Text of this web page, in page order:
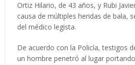
Ortiz Hilario, de 43 años, y Rubi
causa de múltiples heridas de bala,
del médico legista.
De acuerdo con la Policía, testigos
un hombre penetró al lugar